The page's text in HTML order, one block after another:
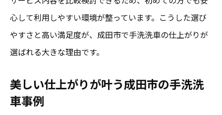
心して利用しやすい環境が整っています。こうした選び
やすさと高い満足度が、成田市で手洗洗車の仕上がりが
選ばれる大きな理由です。
美しい仕上がりが叶う成田市の手洗洗
車事例